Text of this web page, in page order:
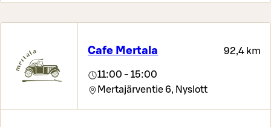
Cafe Mertala 92,4 km
11:00 - 15:00
Mertajärventie 6, Nyslott